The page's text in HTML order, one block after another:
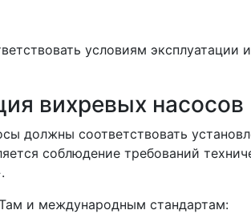
условиям эксплуатации и
вихревых насосов
должны соответствовать
соблюдение требований
и международным стандартам: